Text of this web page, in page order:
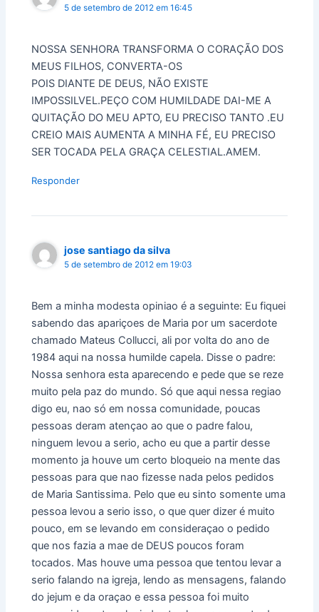
5 de setembro de 2012 em 16:45
NOSSA SENHORA TRANSFORMA O CORAÇÃO DOS
MEUS FILHOS, CONVERTA-OS
POIS DIANTE DE DEUS, NÃO EXISTE
IMPOSSILVEL.PEÇO COM HUMILDADE DAI-ME A
QUITAÇÃO DO MEU APTO, EU PRECISO TANTO .EU
CREIO MAIS AUMENTA A MINHA FÉ, EU PRECISO
SER TOCADA PELA GRAÇA CELESTIAL.AMEM.
Responder
jose santiago da silva
5 de setembro de 2012 em 19:03
Bem a minha modesta opiniao é a seguinte: Eu fiquei
sabendo das apariçoes de Maria por um sacerdote
chamado Mateus Collucci, ali por volta do ano de
1984 aqui na nossa humilde capela. Disse o padre:
Nossa senhora esta aparecendo e pede que se reze
muito pela paz do mundo. Só que aqui nessa regiao
digo eu, nao só em nossa comunidade, poucas
pessoas deram atençao ao que o padre falou,
ninguem levou a serio, acho eu que a partir desse
momento ja houve um certo bloqueio na mente das
pessoas para que nao fizesse nada pelos pedidos
de Maria Santissima. Pelo que eu sinto somente uma
pessoa levou a serio isso, o que quer dizer é muito
pouco, em se levando em consideraçao o pedido
que nos fazia a mae de DEUS poucos foram
tocados. Mas houve uma pessoa que tentou levar a
serio falando na igreja, lendo as mensagens, falando
do jejum e da oraçao e essa pessoa foi muito